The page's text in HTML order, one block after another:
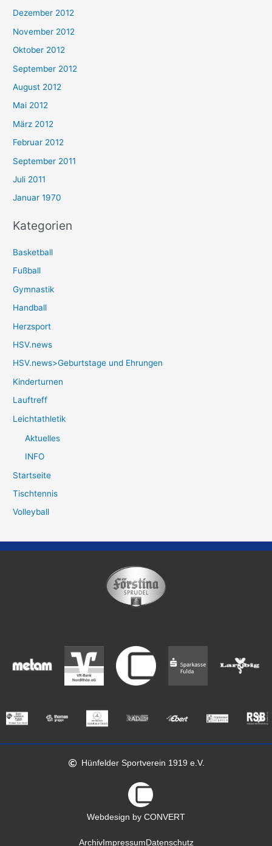
Dezember 2012
November 2012
Oktober 2012
September 2012
August 2012
Mai 2012
März 2012
Februar 2012
September 2011
Juli 2011
Januar 1970
Kategorien
Basketball
Fußball
Gymnastik
Handball
Herzsport
HSV.news
HSV.news>Geburtstage und Ehrungen
Kinderturnen
Lauftreff
Leichtathletik
Aktuelles
INFO
Startseite
Tischtennis
Volleyball
Hünfelder Sportverein 1919 e.V.
Webdesign by CONVERT
ArchivImpressumDatenschutz